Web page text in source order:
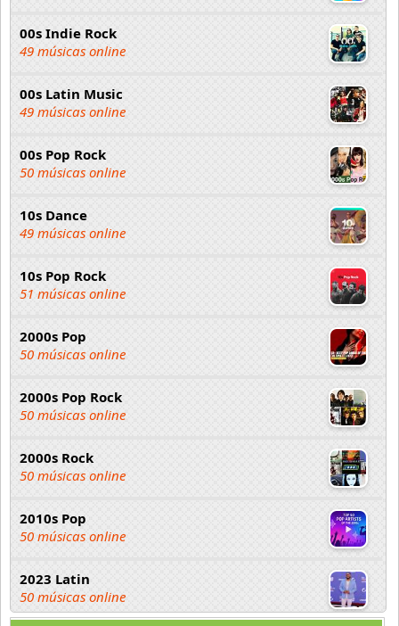
00s Indie Rock
49 músicas online
00s Latin Music
49 músicas online
00s Pop Rock
50 músicas online
10s Dance
49 músicas online
10s Pop Rock
51 músicas online
2000s Pop
50 músicas online
2000s Pop Rock
50 músicas online
2000s Rock
50 músicas online
2010s Pop
50 músicas online
2023 Latin
50 músicas online